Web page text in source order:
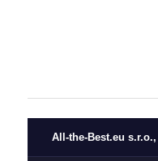
All-the-Best.eu